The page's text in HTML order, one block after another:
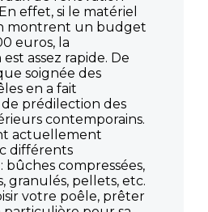
effet, si le matériel
montrent un budget
euros, la
assez rapide. De
soignée des
en a fait
de prédilection des
contemporains.
actuellement
différents
bûches compressées,
granulés, pellets, etc.
votre poêle, prêter